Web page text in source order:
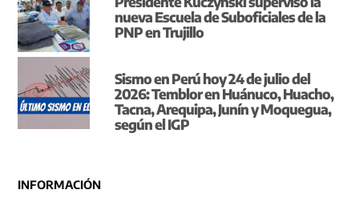
nueva Escuela de Suboficiales de la
PNP en Trujillo
Sismo en Perú hoy 24 de julio del
2026: Temblor en Huánuco, Huacho,
Tacna, Arequipa, Junín y Moquegua,
según el IGP
INFORMACIÓN